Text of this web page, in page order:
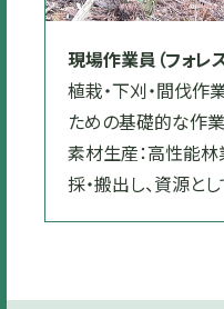
現場作業員（フォレ
植栽・下刈・間伐作
ための基礎的な作業
素材生産：高性能
採・搬出し、資源と